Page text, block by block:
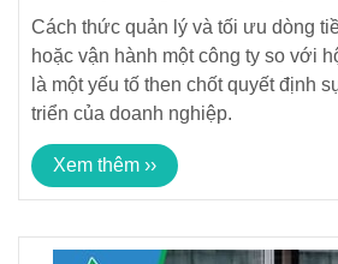
Cách thức quản lý và tối ưu dòng
hoặc vận hành một công ty so với
là một yếu tố then chốt quyết định
triển của doanh nghiệp.
Xem thêm ››